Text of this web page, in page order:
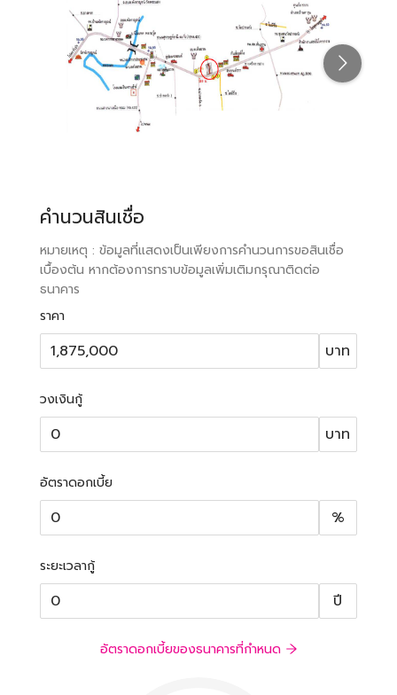
คำนวนสินเชื่อ
หมายเหตุ : ข้อมูลที่แสดงเป็นเพียงการคำนวนการขอสินเชื่อ
เบื้องต้น หากต้องการทราบข้อมูลเพิ่มเติมกรุณาติดต่อ
ธนาคาร
ราคา
บาท
วงเงินกู้
บาท
อัตราดอกเบี้ย
%
ระยะเวลากู้
ปี
อัตราดอกเบี้ยของธนาคารที่กำหนด